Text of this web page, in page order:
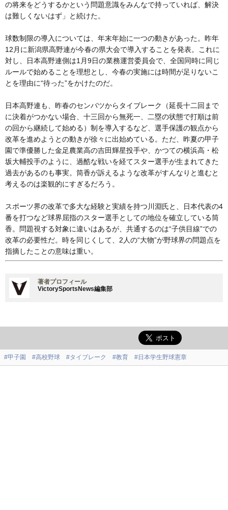
の将来をどうするかという問題意識をみんなで持っていれば、解決
は難しくないはず」と続けた。
球数制限の導入については、年末年始に一つの動きがあった。昨年
12月に新潟県高野連が今春の県大会で導入することを発表。これに
対し、日本高野連側は1月9日の業務運営委員会で、全国同時に同じ
ルールで始めることを理想とし、今春の実施には時間が足りないこ
とを理由に“待った”をかけたのだ。
日本高野連も、昨春のセンバツからタイブレーク（延長十二回まで
に決着がつかない場合、十三回から無死一、二塁の状態で打順は前
の回から継続して始める）制を導入するなど、選手保護の観点から
改革を進めようとの動きが徐々に出始めている。ただ、昨夏の甲子
園で準優勝した金足農業高の吉田輝星投手や、かつての横浜高・松
坂大輔投手のように、過酷な戦いを経てスター選手が生まれてきた
過去があるのも事実。筒香が訴えるような改革がすんなりと進むと
考えるのは楽観的にすぎるだろう。
スポーツ界の改革で多大な経験と実績を持つ川淵氏と、日本代表の4
番を打つなど球界屈指のスター選手としての地位を確立している筒
香。問題視する対象に違いはあるが、共通するのは“子供目線”での
改革の必要性だ。時を同じくして、2人の“大物”が野球界の問題点を
指摘したことの意味は重い。
著者プロフィール
VictorySportsNews編集部
#甲子園 #高校野球 #タイブレーク #教育 #日本学生野球憲章